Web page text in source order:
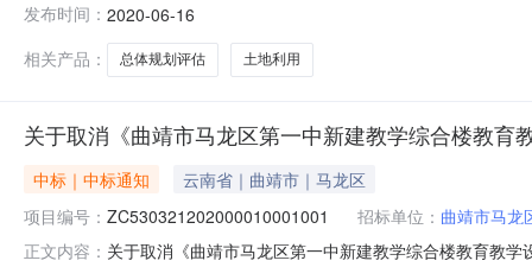
欢迎具有相应服务能力的供应商报名参加竞标。采购单
翔路369号联系人
发布时间： 2020-06-16
相关产品：
总体规划评估 土地利用
关于取消《曲靖市马龙区第一中新建教学综合楼教育
中标｜中标通知
云南省｜曲靖市｜马龙区
项目编号： ZC530321202000010001001 招标单位： 曲靖市马龙
正文内容： 关于取消《曲靖市马龙区第一中新建教学综合楼教育教